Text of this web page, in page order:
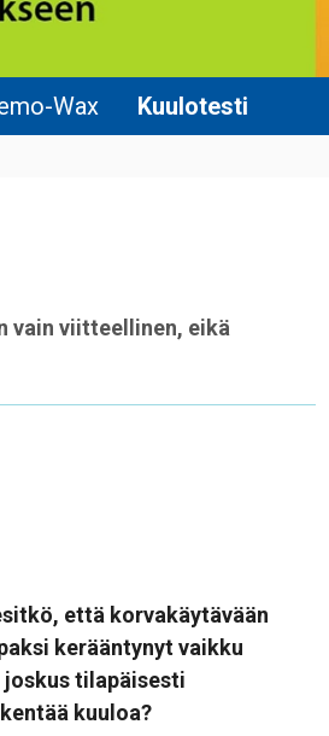
Wax Kuulotesti
vain viitteellinen, eikä
että korvakäytävään
kerääntynyt vaikku
joskus tilapäisesti
kuuloa?